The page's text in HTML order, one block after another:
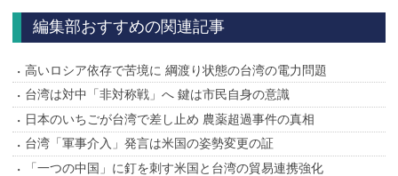
へ
へ
編集部おすすめの関連記事
高いロシア依存で苦境に 綱渡り状態の台湾の電力問題
台湾は対中「非対称戦」へ 鍵は市民自身の意識
日本のいちごが台湾で差し止め 農薬超過事件の真相
台湾「軍事介入」発言は米国の姿勢変更の証
「一つの中国」に釘を刺す米国と台湾の貿易連携強化